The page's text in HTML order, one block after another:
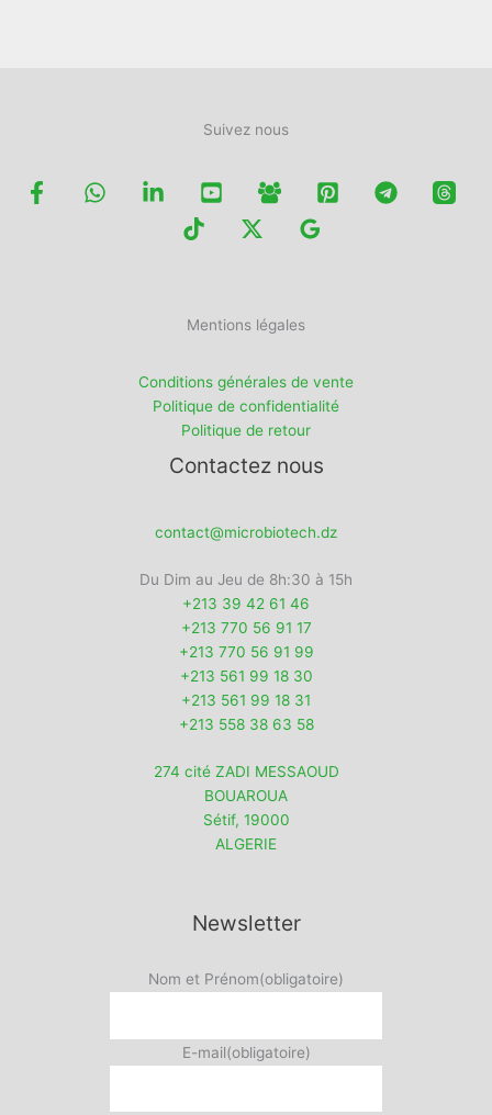
Suivez nous
Mentions légales
Conditions générales de vente
Politique de confidentialité
Politique de retour
Contactez nous
contact@microbiotech.dz
Du Dim au Jeu de 8h:30 à 15h
+213 39 42 61 46
+213 770 56 91 17
+213 770 56 91 99
+213 561 99 18 30
+213 561 99 18 31
+213 558 38 63 58
274 cité ZADI MESSAOUD
BOUAROUA
Sétif, 19000
ALGERIE
Newsletter
Nom et Prénom(obligatoire)
E-mail(obligatoire)